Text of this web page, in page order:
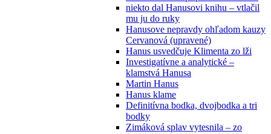
niekto dal Hanusovi knihu – vtlačil
mu ju do ruky
Hanusove nepravdy ohľadom kauzy
Cervanová (upravené)
Hanus usvedčuje Klimenta zo lži
Investigatívne a analytické –
klamstvá Hanusa
Martin Hanus
Hanus klame
Definitívna bodka, dvojbodka a tri
bodky
Zimáková splav vytesnila – zo